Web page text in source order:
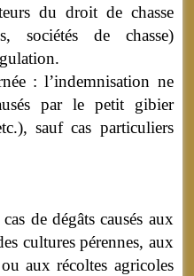
du droit de chasse
sociétés de chasse)
: l’indemnisation ne
par le petit gibier
sauf cas particuliers
de dégâts causés aux
cultures pérennes, aux
aux récoltes agricoles